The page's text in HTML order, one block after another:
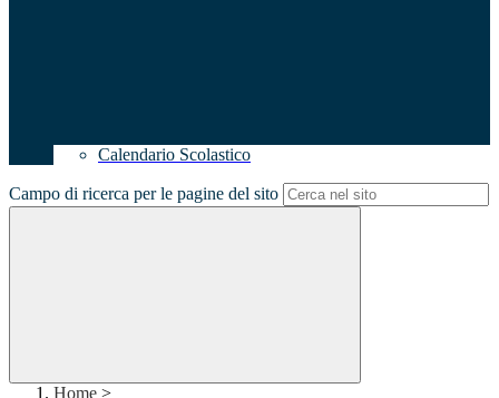
Calendario Scolastico
Campo di ricerca per le pagine del sito
Home >